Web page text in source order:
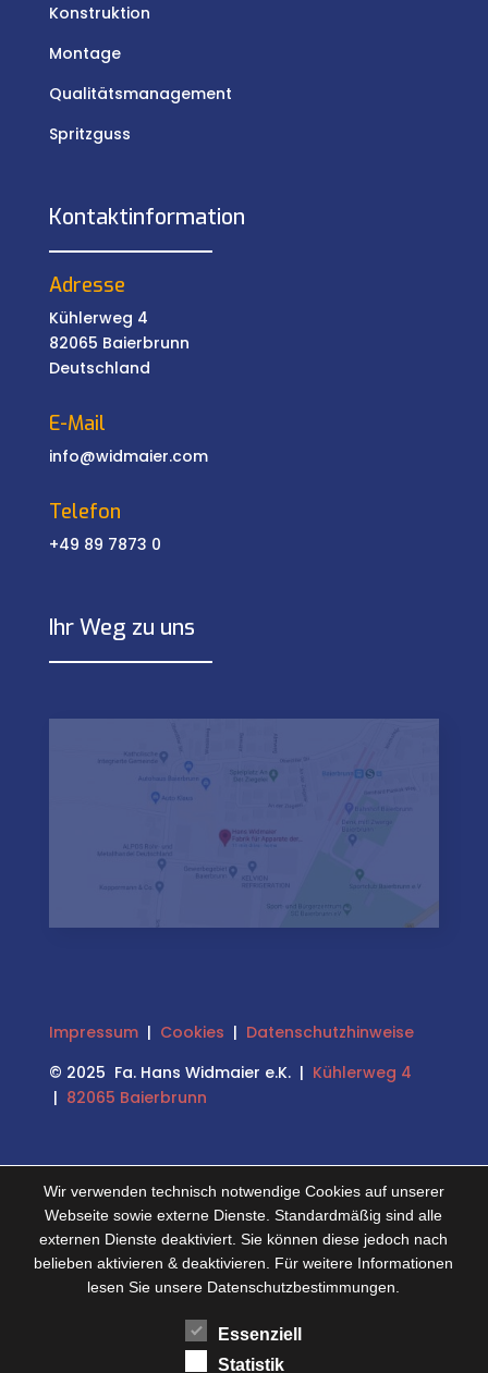
Konstruktion
Montage
Qualitätsmanagement
Spritzguss
Kontaktinformation
Adresse
Kühlerweg 4
82065 Baierbrunn
Deutschland
E-Mail
info@widmaier.com
Telefon
+49 89 7873 0
Ihr Weg zu uns
Impressum| Cookies | Datenschutzhinweise
© 2025 Fa. Hans Widmaier e.K. | Kühlerweg 4
| 82065 Baierbrunn
Wir verwenden technisch notwendige Cookies auf unserer
Webseite sowie externe Dienste. Standardmäßig sind alle
externen Dienste deaktiviert. Sie können diese jedoch nach
belieben aktivieren & deaktivieren. Für weitere Informationen
lesen Sie unsere Datenschutzbestimmungen.
Essenziell
Statistik